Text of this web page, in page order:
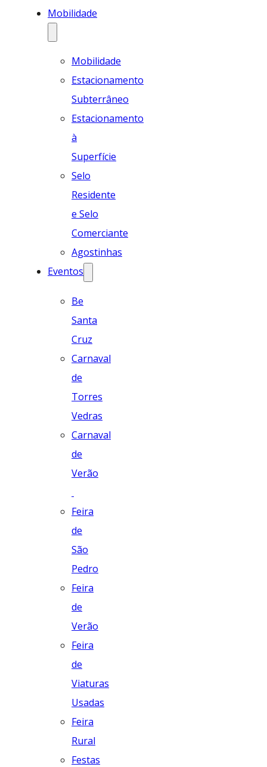
Mobilidade
Mobilidade
Estacionamento
Subterrâneo
Estacionamento
à
Superfície
Selo
Residente
e Selo
Comerciante
Agostinhas
Eventos
Be
Santa
Cruz
Carnaval
de
Torres
Vedras
Carnaval
de
Verão
Feira
de
São
Pedro
Feira
de
Verão
Feira
de
Viaturas
Usadas
Feira
Rural
Festas